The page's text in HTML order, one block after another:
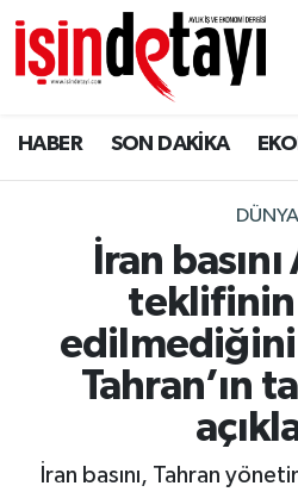
HABER SON DAKİKA
DÜNYA
İran
teklifinin
Tahran’ın
İran basını, Tahran
DÜNYA
Eğitim
ENERJİ HABERİ
GAYRİMENKUL
HABER
Nöbetçi Eczaneler
Hava Durumu
İstanbul Namaz Vakitleri
Trafik Durumu
Süper Lig Puan Durumu
Tüm Manşetler